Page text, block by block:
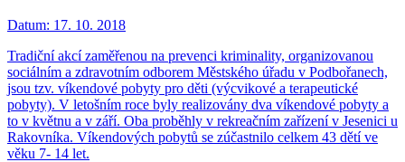
Datum: 17. 10. 2018
Tradiční akcí zaměřenou na prevenci kriminality, organizovanou
sociálním a zdravotním odborem Městského úřadu v Podbořanech,
jsou tzv. víkendové pobyty pro děti (výcvikové a terapeutické
pobyty). V letošním roce byly realizovány dva víkendové pobyty a
to v květnu a v září. Oba proběhly v rekreačním zařízení v Jesenici u
Rakovníka. Víkendových pobytů se zúčastnilo celkem 43 dětí ve
věku 7- 14 let.